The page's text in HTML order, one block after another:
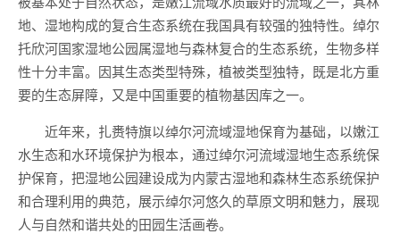
地、湿地构成的复合生态系统在我国具有较强的独特性。绰尔
托欣河国家湿地公园属湿地与森林复合的生态系统，生物多样
性十分丰富。因其生态类型特殊，植被类型独特，既是北方重
要的生态屏障，又是中国重要的植物基因库之一。
近年来，扎赉特旗以绰尔河流域湿地保育为基础，以嫩江
水生态和水环境保护为根本，通过绰尔河流域湿地生态系统保
护保育，把湿地公园建设成为内蒙古湿地和森林生态系统保护
和合理利用的典范，展示绰尔河悠久的草原文明和魅力，展现
人与自然和谐共处的田园生活画卷。